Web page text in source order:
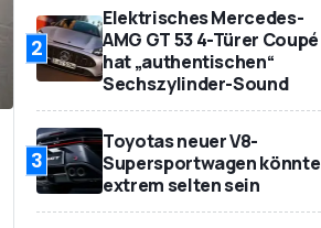
2
Elektrisches Mercedes-
AMG GT 53 4-Türer Coupé
hat „authentischen“
Sechszylinder-Sound
3
Toyotas neuer V8-
Supersportwagen könnte
extrem selten sein